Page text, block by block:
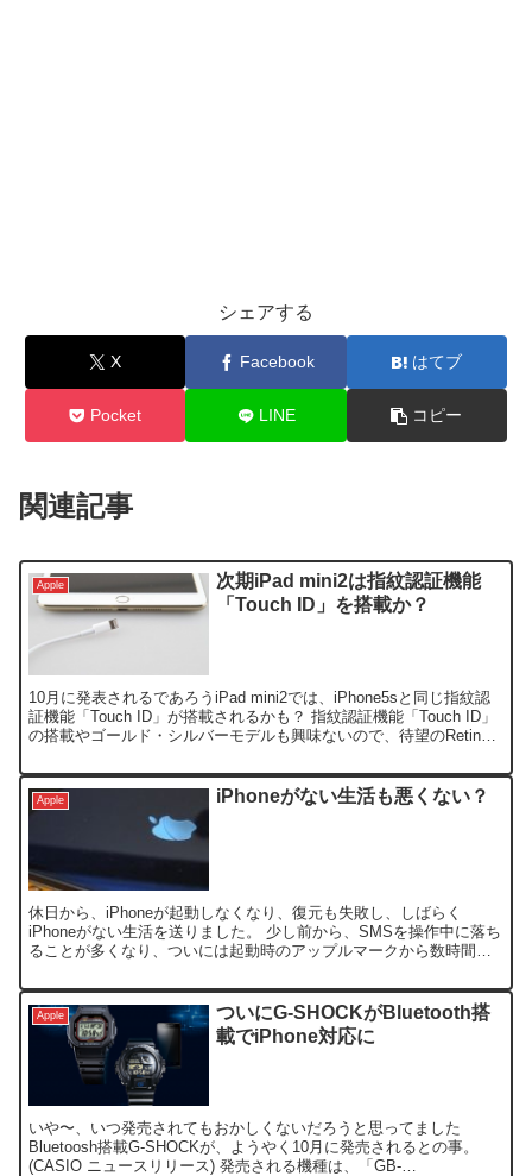
シェアする
X Facebook はてブ
Pocket LINE コピー
関連記事
Apple
次期iPad mini2は指紋認証機能
「Touch ID」を搭載か？
10月に発表されるであろうiPad mini2では、iPhone5sと同じ指紋認
証機能「Touch ID」が搭載されるかも？ 指紋認証機能「Touch ID」
の搭載やゴールド・シルバーモデルも興味ないので、待望のRetina
Apple iPhoneがない生活も悪くない？
休日から、iPhoneが起動しなくなり、復元も失敗し、しばらく
iPhoneがない生活を送りました。 少し前から、SMSを操作中に落ち
ることが多くなり、ついには起動時のアップルマークから数時間経
Apple
ついにG-SHOCKがBluetooth搭
載でiPhone対応に
いや〜、いつ発売されてもおかしくないだろうと思ってました
Bluetoosh搭載G-SHOCKが、ようやく10月に発売されるとの事。
(CASIO ニュースリリース) 発売される機種は、「GB-